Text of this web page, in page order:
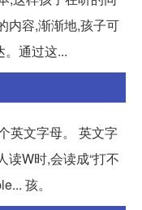
内容,渐渐地,孩子可
。通过这...
英文字母。 英文字
读W时,会读成“打不
孩。